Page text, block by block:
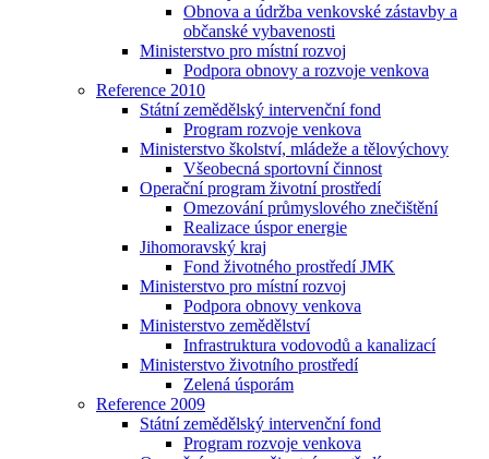
Obnova a údržba venkovské zástavby a
občanské vybavenosti
Ministerstvo pro místní rozvoj
Podpora obnovy a rozvoje venkova
Reference 2010
Státní zemědělský intervenční fond
Program rozvoje venkova
Ministerstvo školství, mládeže a tělovýchovy
Všeobecná sportovní činnost
Operační program životní prostředí
Omezování průmyslového znečištění
Realizace úspor energie
Jihomoravský kraj
Fond životného prostředí JMK
Ministerstvo pro místní rozvoj
Podpora obnovy venkova
Ministerstvo zemědělství
Infrastruktura vodovodů a kanalizací
Ministerstvo životního prostředí
Zelená úsporám
Reference 2009
Státní zemědělský intervenční fond
Program rozvoje venkova